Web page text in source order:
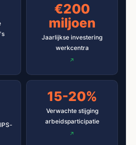
€200
miljoen
Jaarlijkse investering
werkcentra
15-20%
Verwachte stijging
arbeidsparticipatie